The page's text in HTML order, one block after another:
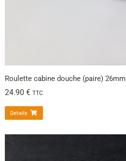
Roulette cabine douche (paire) 26mm
24.90 € TTC
Détails